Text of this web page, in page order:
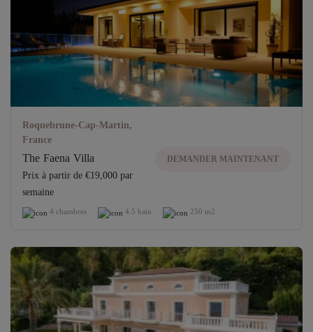
Roquebrune-Cap-Martin,
France
The Faena Villa
Prix ​​à partir de €19,000 par
semaine
DEMANDER MAINTENANT
4 chambres 4.5 bain 250 m2